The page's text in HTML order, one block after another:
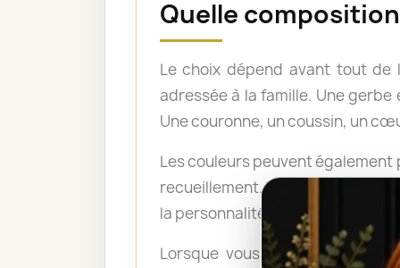
Quelle
Le choix dépend avant tout de
adressée à la famille. Une
Une couronne, un coussin, un
Les couleurs peuvent
recueillement. Les tons pastel
la personnalité du défunt ou
Lorsque vous ne savez pas